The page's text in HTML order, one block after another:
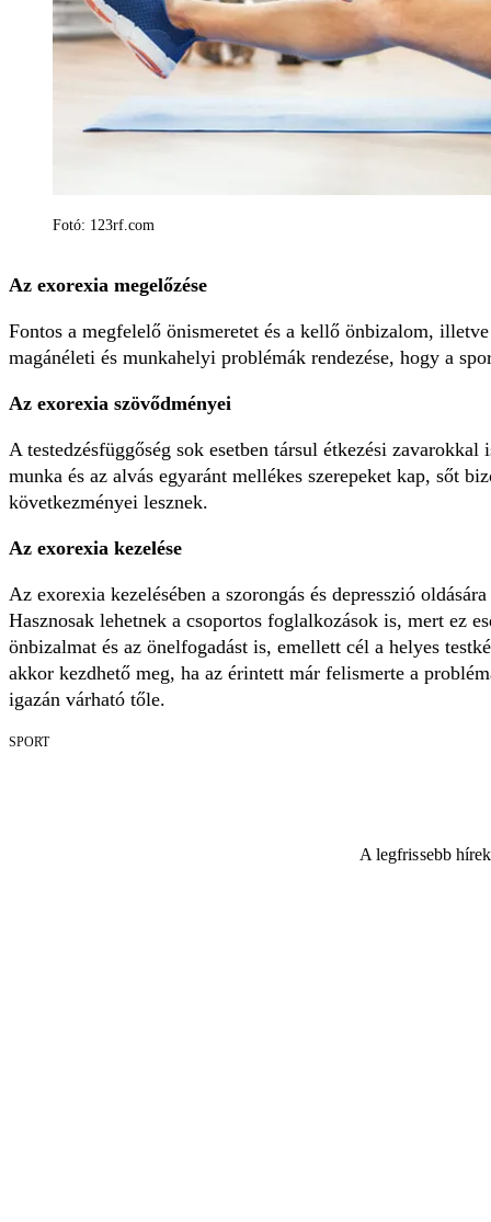
Fotó: 123rf.com
Az exorexia megelőzése
Fontos a megfelelő önismeretet és a kellő önbizalom,
magánéleti és munkahelyi problémák rendezése, hogy a
Az exorexia szövődményei
A testedzésfüggőség sok esetben társul étkezési
munka és az alvás egyaránt mellékes szerepeket kap, sőt
következményei lesznek.
Az exorexia kezelése
Az exorexia kezelésében a szorongás és depresszió
Hasznosak lehetnek a csoportos foglalkozások is, mert ez
önbizalmat és az önelfogadást is, emellett cél a helyes
akkor kezdhető meg, ha az érintett már felismerte a
igazán várható tőle.
SPORT
A legfrissebb